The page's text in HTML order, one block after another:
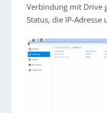
Verbindung mit Drive
Status, die IP-